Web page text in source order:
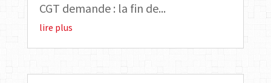
CGT demande : la fin de...
lire plus